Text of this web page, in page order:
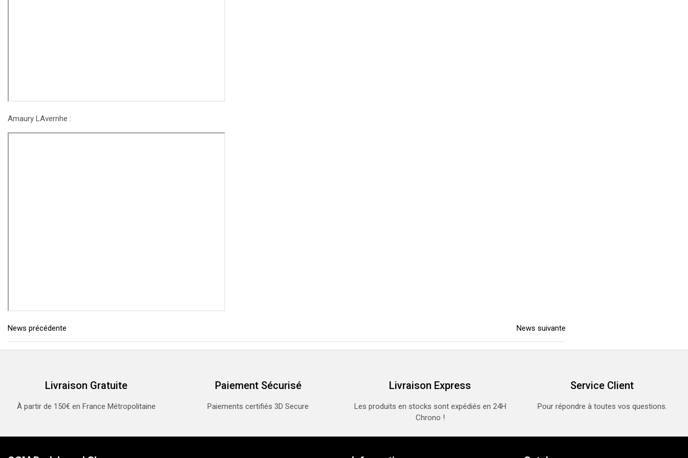
Amaury LAvernhe :
News précédente News suivante
Livraison Gratuite
À partir de 150€ en France Métropolitaine
Paiement Sécurisé
Paiements certifiés 3D Secure
Livraison Express
Les produits en stocks sont expédiés en 24H
Chrono !
Service Client
Pour répondre à toutes vos questions.